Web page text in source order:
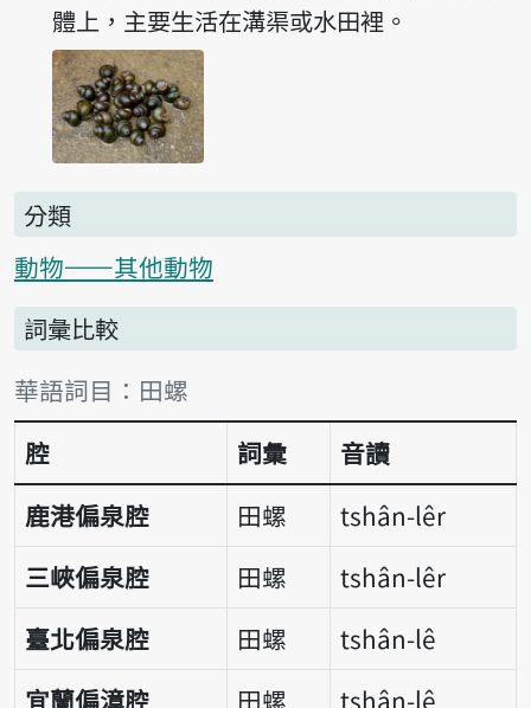
體上，主要生活在溝渠或水田裡。
分類
動物——其他動物
詞彙比較
詞彙比較表
華語詞目：田螺
腔
詞彙
音讀
鹿港偏泉腔
田螺
tshân-lêr
三峽偏泉腔
田螺
tshân-lêr
臺北偏泉腔
田螺
tshân-lê
宜蘭偏漳腔
田螺
tshân-lê